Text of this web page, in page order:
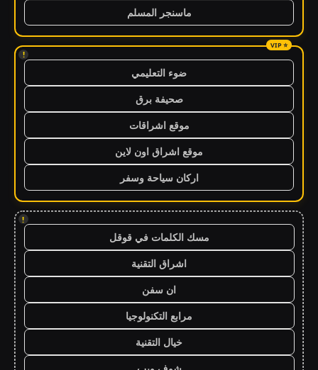
ماسنجر المسلم
!
ضوء التعليمي
صحيفة برق
موقع اشراقات
موقع اشراق اون لاين
اركان سياحة وسفر
!
مسك الكلمات في قوقل
اشراق التقنية
ان سفن
مرابع التكنولوجيا
خيال التقنية